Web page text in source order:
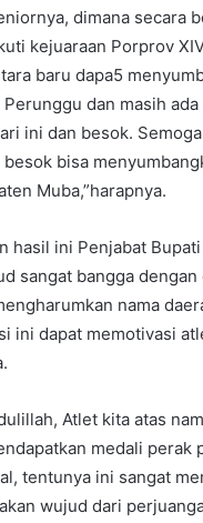
dimana secara
kejuaraan Porprov
baru dapa5
Perunggu dan masih
ini dan besok.
besok bisa
Muba,”harapnya.
hasil ini Penjabat
sangat bangga
nama
ini dapat memotivasi
Atlet kita atas
medali perak
tentunya ini sangat
wujud dari